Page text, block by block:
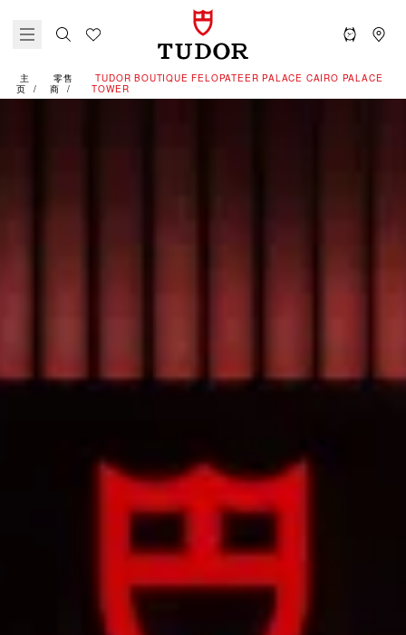
主
页
零售
商
‭TUDOR BOUTIQUE FELOPATEER PALACE CAIRO PALACE
TOWER‬